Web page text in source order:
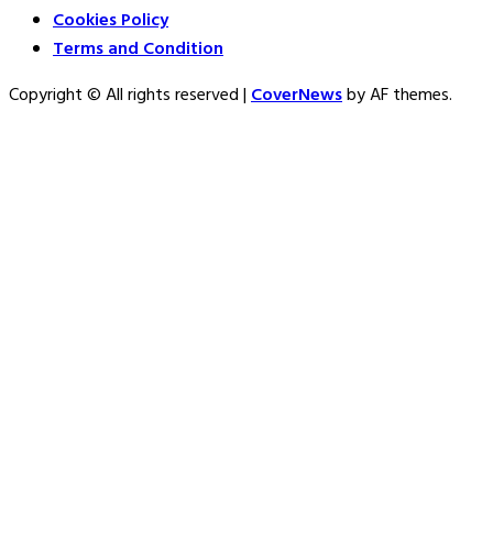
Cookies Policy
Terms and Condition
Copyright © All rights reserved|CoverNewsby AF themes.